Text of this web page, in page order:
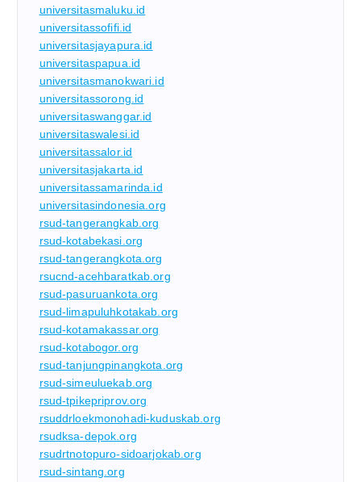
universitasmaluku.id
universitassofifi.id
universitasjayapura.id
universitaspapua.id
universitasmanokwari.id
universitassorong.id
universitaswanggar.id
universitaswalesi.id
universitassalor.id
universitasjakarta.id
universitassamarinda.id
universitasindonesia.org
rsud-tangerangkab.org
rsud-kotabekasi.org
rsud-tangerangkota.org
rsucnd-acehbaratkab.org
rsud-pasuruankota.org
rsud-limapuluhkotakab.org
rsud-kotamakassar.org
rsud-kotabogor.org
rsud-tanjungpinangkota.org
rsud-simeuluekab.org
rsud-tpikepriprov.org
rsuddrloekmonohadi-kuduskab.org
rsudksa-depok.org
rsudrtnotopuro-sidoarjokab.org
rsud-sintang.org